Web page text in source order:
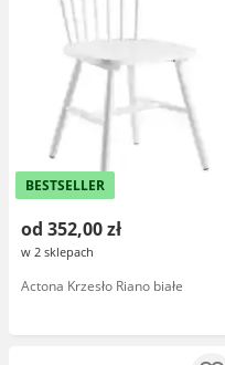
BESTSELLER
od 352,00 zł
w 2 sklepach
Actona Krzesło Riano białe